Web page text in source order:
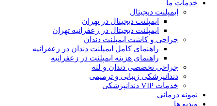
ما
ایمپلنت دیجیتال
ایمپلنت دیجیتال در تهران
ایمپلنت دیجیتال در زعفرانیه تهران
جراحی و کاشت ایمپلنت دندان
راهنمای کامل ایمپلنت دندان در زعفرانیه
راهنمای هزینه ایمپلنت در زعفرانیه
جراحی تخصصی دندان و لثه
دندانپزشکی زیبایی و ترمیمی
خدمات VIP دندانپزشکی
درمانی
ها